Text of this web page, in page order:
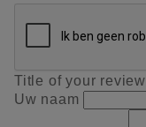
Title of your review
Uw naam